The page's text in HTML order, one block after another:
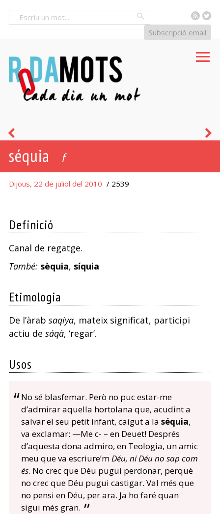
RSS
Subscripció email
séquia f
Dijous, 22 de juliol del 2010 / 2539
Definició
Canal de regatge.
També: sèquia, síquia
Etimologia
De l’àrab saqiya, mateix significat, participi
actiu de sáqà, ‘regar’.
Usos
No sé blasfemar. Però no puc estar-me
d’admirar aquella hortolana que, acudint a
salvar el seu petit infant, caigut a la séquia,
va exclamar: —Me c- – en Deuet! Després
d’aquesta dona admiro, en Teologia, un amic
meu que va escriure’mDéu, ni Déu no sap com
és. No crec que Déu pugui perdonar, perquè
no crec que Déu pugui castigar. Val més que
no pensi en Déu, per ara. Ja ho faré quan
sigui més gran.
boira